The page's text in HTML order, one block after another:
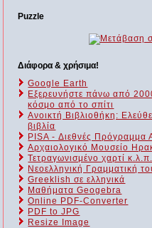
Puzzle
Διάφορα & χρήσιμα!
Google Earth
Εξερευνήστε πάνω από
κόσμο από το σπίτι
Ανοικτή Βιβλιοθήκη:
βιβλία
PISA - Διεθνές Πρόγραμμα
Αρχαιολογικό Μουσείο
Τετραγωνισμένο χαρτί κ.λ.π.
Νεοελληνική Γραμματική
Greeklish σε ελληνικά
Μαθήματα Geogebra
Online PDF-Converter
PDF to JPG
Resize Image